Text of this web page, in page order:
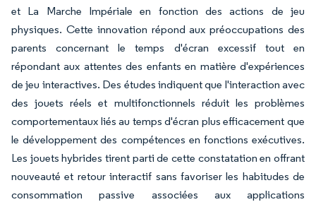
et La Marche Impériale en fonction des actions de jeu
physiques. Cette innovation répond aux préoccupations des
parents concernant le temps d'écran excessif tout en
répondant aux attentes des enfants en matière d'expériences
de jeu interactives. Des études indiquent que l'interaction avec
des jouets réels et multifonctionnels réduit les problèmes
comportementaux liés au temps d'écran plus efficacement que
le développement des compétences en fonctions exécutives.
Les jouets hybrides tirent parti de cette constatation en offrant
nouveauté et retour interactif sans favoriser les habitudes de
consommation passive associées aux applications